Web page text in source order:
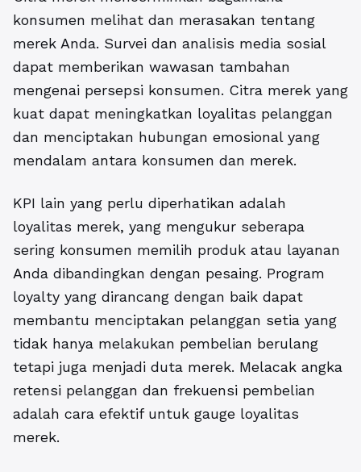
konsumen melihat dan merasakan tentang
merek Anda. Survei dan analisis media sosial
dapat memberikan wawasan tambahan
mengenai persepsi konsumen. Citra merek yang
kuat dapat meningkatkan loyalitas pelanggan
dan menciptakan hubungan emosional yang
mendalam antara konsumen dan merek.
KPI lain yang perlu diperhatikan adalah
loyalitas merek, yang mengukur seberapa
sering konsumen memilih produk atau layanan
Anda dibandingkan dengan pesaing. Program
loyalty yang dirancang dengan baik dapat
membantu menciptakan pelanggan setia yang
tidak hanya melakukan pembelian berulang
tetapi juga menjadi duta merek. Melacak angka
retensi pelanggan dan frekuensi pembelian
adalah cara efektif untuk gauge loyalitas
merek.